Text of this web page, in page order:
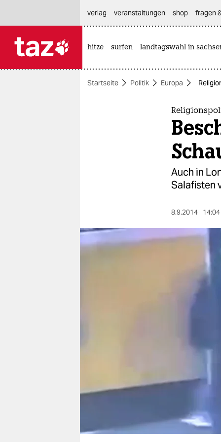
themen
nord
unterstützen
genossenschaft
verlag
veranstaltungen shop fragen
hitze surfen landtagswahl in
Startseite Politik Europa
Auch in
Salafisten
8.9.2014